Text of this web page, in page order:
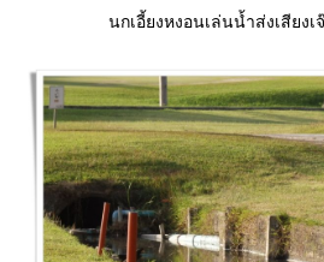
นกเอี้ยงหงอนเล่นน้ำส่งเสียง